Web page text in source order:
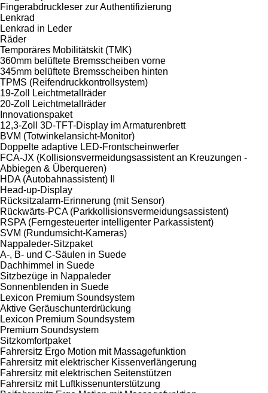
Fingerabdruckleser zur Authentifizierung
Lenkrad
Lenkrad in Leder
Räder
Temporäres Mobilitätskit (TMK)
360mm belüftete Bremsscheiben vorne
345mm belüftete Bremsscheiben hinten
TPMS (Reifendruckkontrollsystem)
19-Zoll Leichtmetallräder
20-Zoll Leichtmetallräder
Innovationspaket
12,3-Zoll 3D-TFT-Display im Armaturenbrett
BVM (Totwinkelansicht-Monitor)
Doppelte adaptive LED-Frontscheinwerfer
FCA-JX (Kollisionsvermeidungsassistent an Kreuzungen -
Abbiegen & Überqueren)
HDA (Autobahnassistent) II
Head-up-Display
Rücksitzalarm-Erinnerung (mit Sensor)
Rückwärts-PCA (Parkkollisionsvermeidungsassistent)
RSPA (Ferngesteuerter intelligenter Parkassistent)
SVM (Rundumsicht-Kameras)
Nappaleder-Sitzpaket
A-, B- und C-Säulen in Suede
Dachhimmel in Suede
Sitzbezüge in Nappaleder
Sonnenblenden in Suede
Lexicon Premium Soundsystem
Aktive Geräuschunterdrückung
Lexicon Premium Soundsystem
Premium Soundsystem
Sitzkomfortpaket
Fahrersitz Ergo Motion mit Massagefunktion
Fahrersitz mit elektrischer Kissenverlängerung
Fahrersitz mit elektrischen Seitenstützen
Fahrersitz mit Luftkissenunterstützung